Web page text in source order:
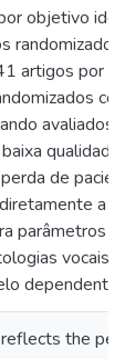
objetivo
artigos por
de
a
parâmetros
vocais
dependente
the